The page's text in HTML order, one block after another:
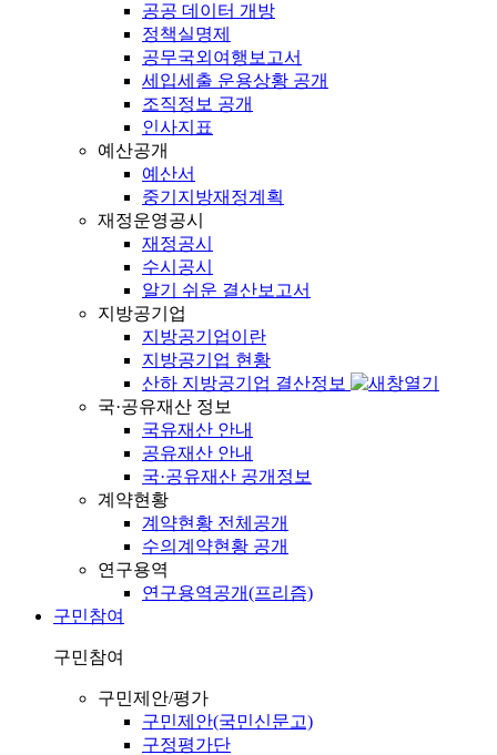
공공 데이터 개방
정책실명제
공무국외여행보고서
세입세출 운용상황 공개
조직정보 공개
인사지표
예산공개
예산서
중기지방재정계획
재정운영공시
재정공시
수시공시
알기 쉬운 결산보고서
지방공기업
지방공기업이란
지방공기업 현황
산하 지방공기업 결산정보
국·공유재산 정보
국유재산 안내
공유재산 안내
국·공유재산 공개정보
계약현황
계약현황 전체공개
수의계약현황 공개
연구용역
연구용역공개(프리즘)
구민참여
구민참여
구민제안/평가
구민제안(국민신문고)
구정평가단